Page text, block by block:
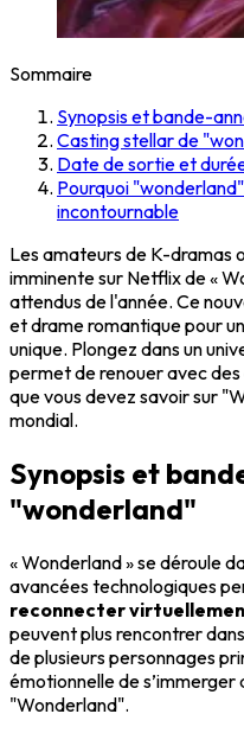
Sommaire
Synopsis et bande-
Casting stellar de
Date de sortie et
Pourquoi
incontournable
Les amateurs de K-dramas
imminente sur Netflix de «
attendus de l'année. Ce
etdrame romantiquepour
unique. Plongez dans un
permet de renouer avec
que vous devez savoir sur
mondial.
Synopsis et
"wonderland"
« Wonderland » se déroule
avancées technologiques
reconnecter
peuvent plus rencontrer
de plusieurs personnages
émotionnelle de
"Wonderland".